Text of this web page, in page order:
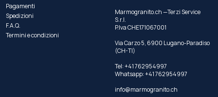
Pagamenti
Spedizioni
F.A.Q.
Termini e condizioni
Marmogranito.ch —Terzi Service
S.r.l.
P.Iva CHE171067001
Via Carzo 5, 6900 Lugano-Paradiso
(CH-TI)
Tel: +41 762954997
Whatsapp:+41 762954997
info@marmogranito.ch